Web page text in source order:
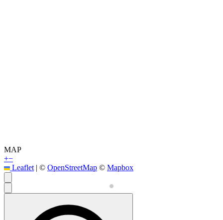
MAP
+−
Leaflet | © OpenStreetMap © Mapbox